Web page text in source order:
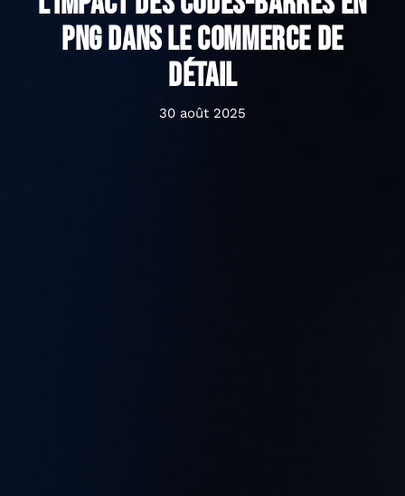
PNG dans le commerce de
détail
30 août 2025